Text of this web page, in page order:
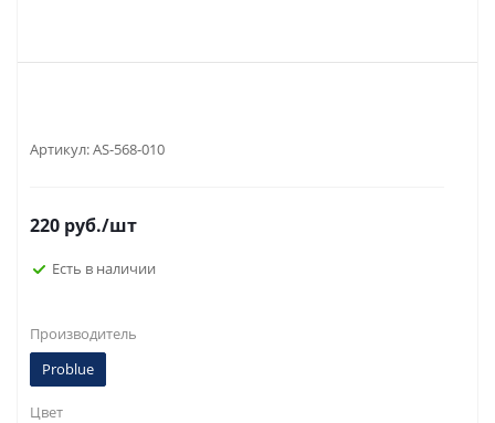
Артикул:AS-568-010
220 руб./шт
Есть в наличии
Производитель
Problue
Цвет